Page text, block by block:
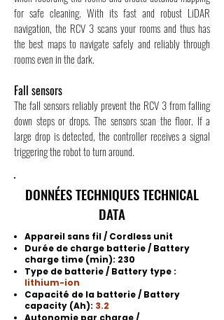
for safe cleaning. With its fast and robust LiDAR
navigation, the RCV 3 scans your rooms and thus has
the best maps to navigate safely and reliably through
rooms even in the dark.
Fall sensors
The fall sensors reliably prevent the RCV 3 from falling
down steps or drops. The sensors scan the floor. If a
large drop is detected, the controller receives a signal
triggering the robot to turn around.
DONNÉES TECHNIQUES TECHNICAL
DATA
Appareil sans fil / Cordless unit
Durée de charge batterie / Battery
charge time (min): 230
Type de batterie / Battery type :
lithium-ion
Capacité de la batterie / Battery
capacity (Ah): 3.2
Autonomie par charge /